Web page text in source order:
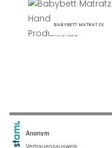
BABYBETT MATRATZE